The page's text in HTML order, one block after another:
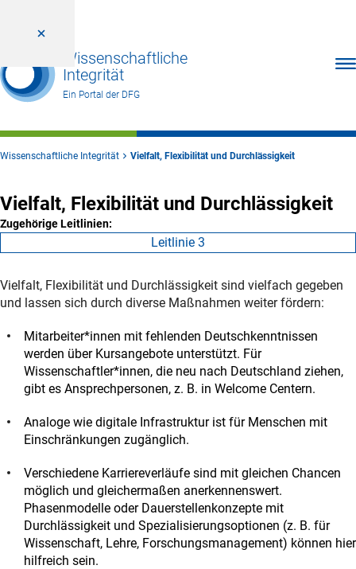
Wissenschaftliche
Integrität
Ein Portal der DFG
Wissenschaftliche Integrität Vielfalt, Flexibilität und Durchlässigkeit
Vielfalt, Flexibilität und Durchlässigkeit
Zugehörige Leitlinien:
Leitlinie 3
Vielfalt, Flexibilität und Durchlässigkeit sind vielfach gegeben
und lassen sich durch diverse Maßnahmen weiter fördern:
Mitarbeiter*innen mit fehlenden Deutschkenntnissen
werden über Kursangebote unterstützt. Für
Wissenschaftler*innen, die neu nach Deutschland ziehen,
gibt es Ansprechpersonen, z. B. in Welcome Centern.
Analoge wie digitale Infrastruktur ist für Menschen mit
Einschränkungen zugänglich.
Verschiedene Karriereverläufe sind mit gleichen Chancen
möglich und gleichermaßen anerkennenswert.
Phasenmodelle oder Dauerstellenkonzepte mit
Durchlässigkeit und Spezialisierungsoptionen (z. B. für
Wissenschaft, Lehre, Forschungsmanagement) können hier
hilfreich sein.